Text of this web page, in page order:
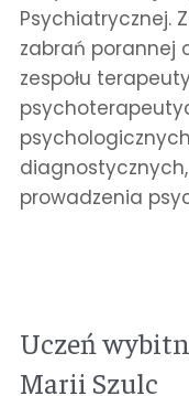
Psychiatrycznej.
zabrań porannej
zespołu
prowadzenia
Uczeń
Marii Szulc